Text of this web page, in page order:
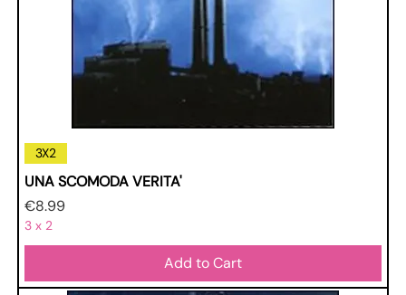
3X2
UNA SCOMODA VERITA'
Price
€8.99
3 x 2
Add to Cart